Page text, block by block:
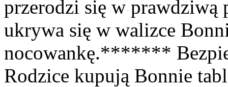
przerodzi się w prawdziwą
ukrywa się w walizce
nocowankę.*******
Rodzice kupują Bonnie